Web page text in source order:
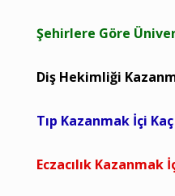
Şehirlere Göre
Diş Hekimliği
Tıp Kazanmak İçi
Eczacılık Kazanmak